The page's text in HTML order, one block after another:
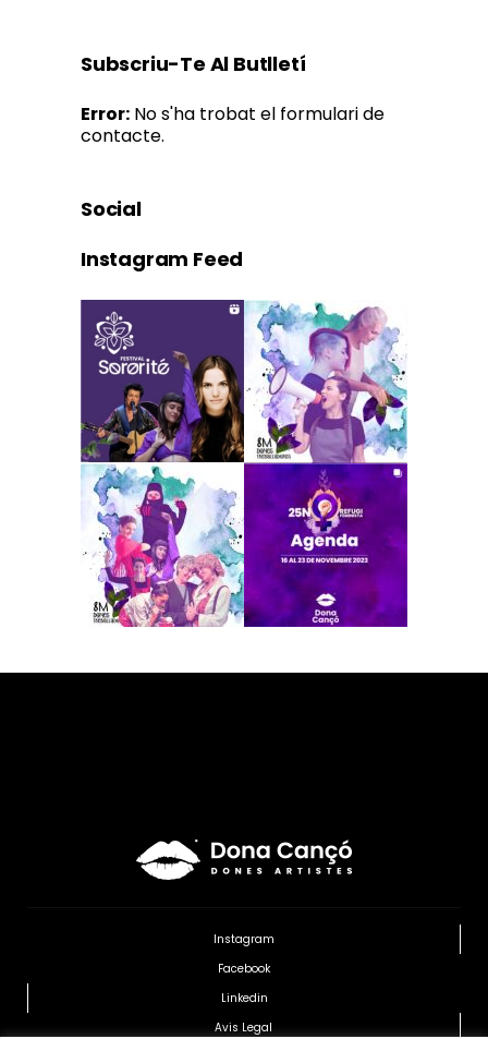
Subscriu-Te Al Butlletí
Error: No s'ha trobat el formulari de
contacte.
Social
Instagram Feed
Instagram
Facebook
Linkedin
Avis Legal